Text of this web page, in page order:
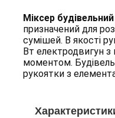
Міксер
призначений для
сумішей. В якості
Вт електродвигун
моментом.
рукоятки з
Х